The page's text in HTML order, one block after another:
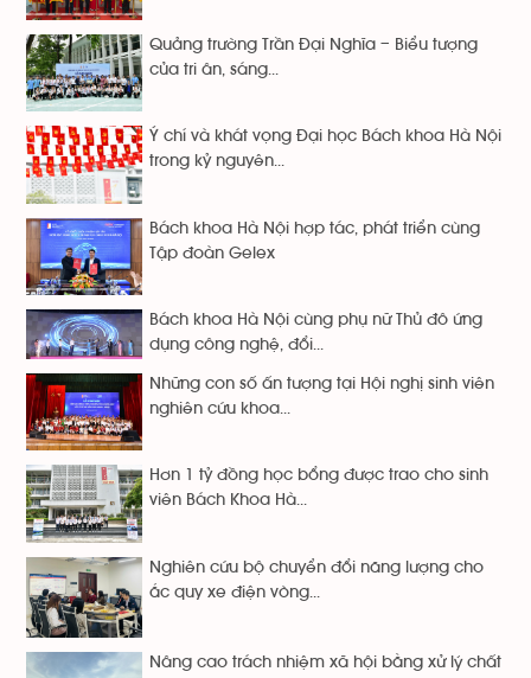
Quảng trường Trần Đại Nghĩa – Biểu tượng
của tri ân, sáng...
Ý chí và khát vọng Đại học Bách khoa Hà Nội
trong kỷ nguyên...
Bách khoa Hà Nội hợp tác, phát triển cùng
Tập đoàn Gelex
Bách khoa Hà Nội cùng phụ nữ Thủ đô ứng
dụng công nghệ, đổi...
Những con số ấn tượng tại Hội nghị sinh viên
nghiên cứu khoa...
Hơn 1 tỷ đồng học bổng được trao cho sinh
viên Bách Khoa Hà...
Nghiên cứu bộ chuyển đổi năng lượng cho
ắc quy xe điện vòng...
Nâng cao trách nhiệm xã hội bằng xử lý chất